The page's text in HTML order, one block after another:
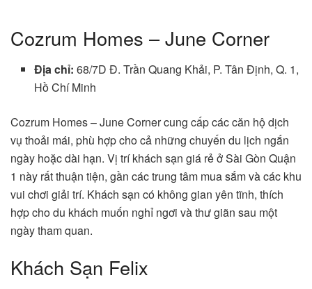
Cozrum Homes – June Corner
Địa chỉ: 68/7D Đ. Trần Quang Khải, P. Tân Định, Q. 1,
Hồ Chí Minh
Cozrum Homes – June Corner cung cấp các căn hộ dịch
vụ thoải mái, phù hợp cho cả những chuyến du lịch ngắn
ngày hoặc dài hạn. Vị trí khách sạn giá rẻ ở Sài Gòn Quận
1 này rất thuận tiện, gần các trung tâm mua sắm và các khu
vui chơi giải trí. Khách sạn có không gian yên tĩnh, thích
hợp cho du khách muốn nghỉ ngơi và thư giãn sau một
ngày tham quan.
Khách Sạn Felix